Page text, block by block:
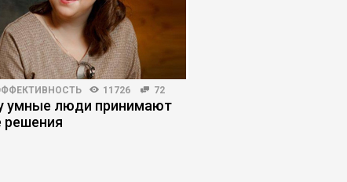
11726 72
умные люди принимают
решения